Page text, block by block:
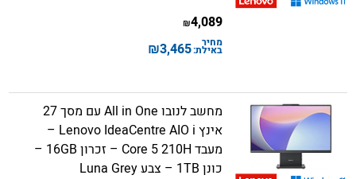
4,089
₪
מחיר
באילת:3,465
₪
מחשב לנובו All in One עם מסך 27
אינץ Lenovo IdeaCentre AIO i –
מעבד Core 5 210H – זכרון 16GB –
כונן 1TB – צבע Luna Grey